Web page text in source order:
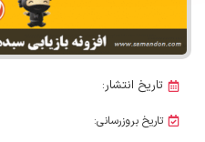
تاریخ انتشار:
تاریخ بروزرسانی: